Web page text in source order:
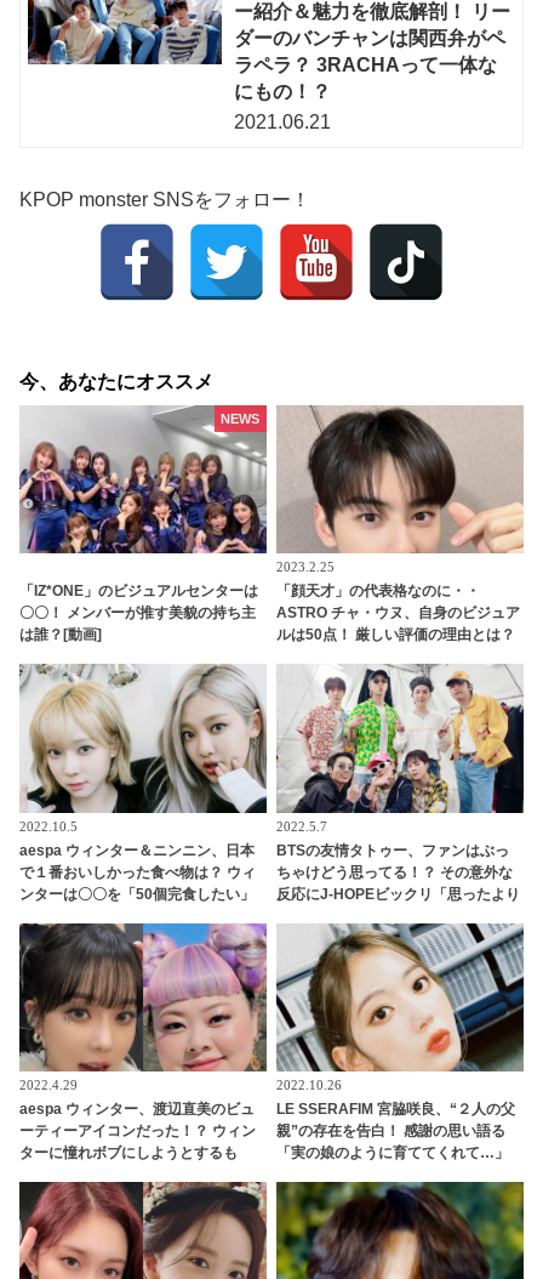
ー紹介＆魅力を徹底解剖！ リー
ダーのバンチャンは関西弁がペ
ラペラ？ 3RACHAって一体な
にもの！？
2021.06.21
KPOP monster SNSをフォロー！
今、あなたにオススメ
「IZ*ONE」のビジュアルセンターは
〇〇！ メンバーが推す美貌の持ち主
は誰？[動画]
NEWS
2023.2.25
「顔天才」の代表格なのに・・
ASTRO チャ・ウヌ、自身のビジュア
ルは50点！ 厳しい評価の理由とは？
成熟した価値観を告白
2022.10.5
aespa ウィンター＆ニンニン、日本
で１番おいしかった食べ物は？ ウィ
ンターは〇〇を「50個完食したい」
ない日本食とは？
2022.5.7
BTSの友情タトゥー、ファンはぶっ
ちゃけどう思ってる！？ その意外な
反応にJ-HOPEビックリ「思ったより
盛り上がるメンバーたちの正直な本
音に期待の声続々
2022.4.29
aespa ウィンター、渡辺直美のビュ
ーティーアイコンだった！？ ウィン
ターに憧れボブにしようとするも
ブはウィンターのかわいさだからこ
そ成立していたことを渡辺直美が写
真で証明
2022.10.26
LE SSERAFIM 宮脇咲良、“２人の父
親”の存在を告白！ 感謝の思い語る
「実の娘のように育ててくれて…」
ティブな話題にも臆せず堂々とした
姿を見せる彼女に称賛の声